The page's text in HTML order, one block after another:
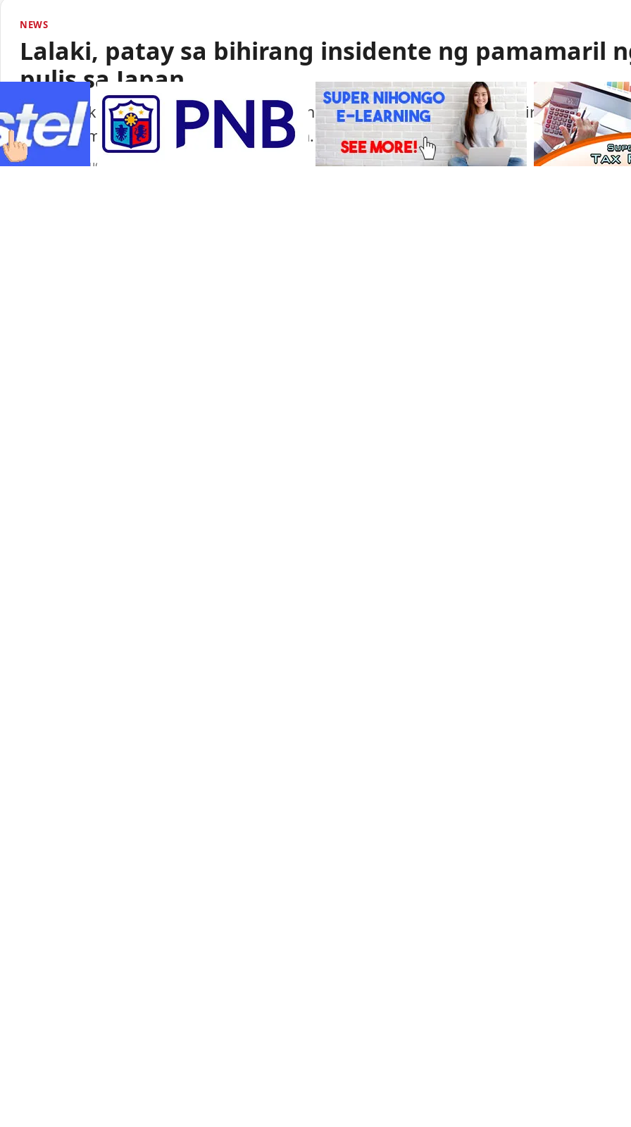
NEWS
Lalaki, patay sa bihirang insidente ng pamamaril
pulis sa Japan
Isang lalaki ang nasawi matapos barilin ng mga awtoridad sa isang bihirang
ng paggamit ng baril ng pulisya sa Japan.
Portal Japan•August 6, 2026